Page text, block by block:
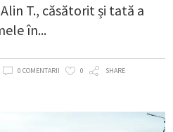
T., căsătorit și tată a
în
0 COMENTARII 0 SHARE